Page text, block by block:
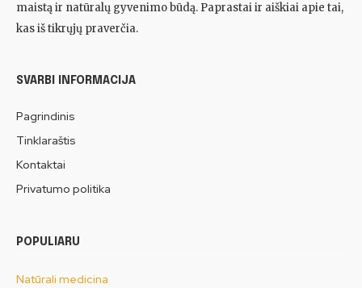
maistą ir natūralų gyvenimo būdą. Paprastai ir aiškiai apie tai,
kas iš tikrųjų praverčia.
SVARBI INFORMACIJA
Pagrindinis
Tinklaraštis
Kontaktai
Privatumo politika
POPULIARU
Natūrali medicina